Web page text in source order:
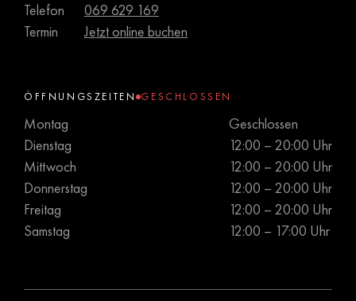
Telefon
069 629 169
Termin
Jetzt online buchen
ÖFFNUNGSZEITEN GESCHLOSSEN
Montag
Geschlossen
Dienstag
12:00 – 20:00 Uhr
Mittwoch
12:00 – 20:00 Uhr
Donnerstag
12:00 – 20:00 Uhr
Freitag
12:00 – 20:00 Uhr
Samstag
12:00 – 17:00 Uhr